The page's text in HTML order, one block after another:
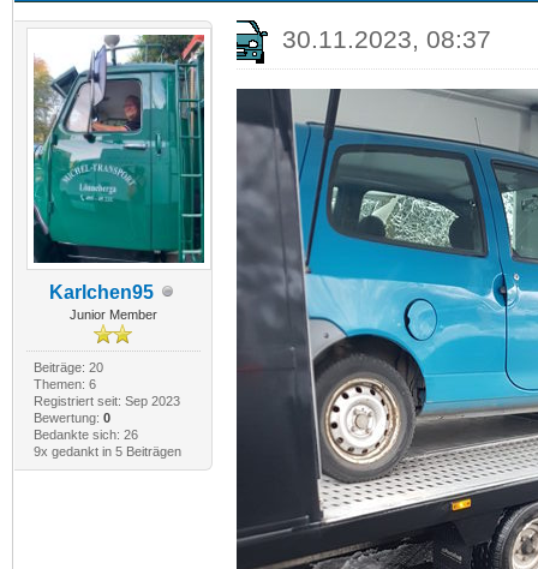
Karlchen95
Junior Member
Beiträge: 20
Themen: 6
Registriert seit: Sep 2023
Bewertung: 0
Bedankte sich: 26
9x gedankt in 5 Beiträgen
30.11.2023, 08:37